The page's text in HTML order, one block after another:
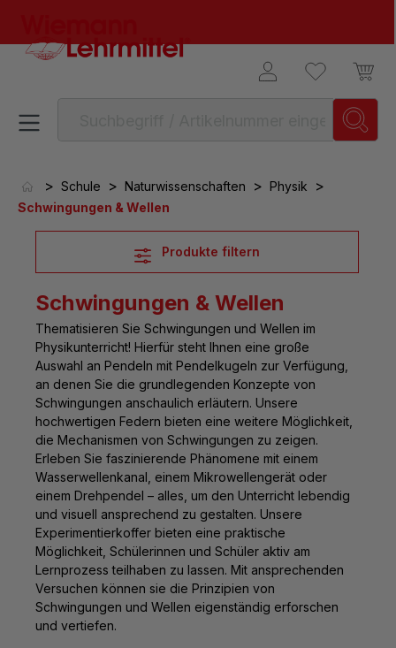
> Schule > Naturwissenschaften > Physik >
Schwingungen & Wellen
Produkte filtern
Schwingungen & Wellen
Thematisieren Sie Schwingungen und Wellen im
Physikunterricht! Hierfür steht Ihnen eine große
Auswahl an Pendeln mit Pendelkugeln zur Verfügung,
an denen Sie die grundlegenden Konzepte von
Schwingungen anschaulich erläutern. Unsere
hochwertigen Federn bieten eine weitere Möglichkeit,
die Mechanismen von Schwingungen zu zeigen.
Erleben Sie faszinierende Phänomene mit einem
Wasserwellenkanal, einem Mikrowellengerät oder
einem Drehpendel – alles, um den Unterricht lebendig
und visuell ansprechend zu gestalten. Unsere
Experimentierkoffer bieten eine praktische
Möglichkeit, Schülerinnen und Schüler aktiv am
Lernprozess teilhaben zu lassen. Mit ansprechenden
Versuchen können sie die Prinzipien von
Schwingungen und Wellen eigenständig erforschen
und vertiefen.